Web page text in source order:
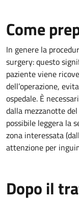
Come
In genere la
surgery: questo
paziente viene
dell’operazione,
ospedale. È
dalla mezzanotte
possibile leggera la
zona interessata
attenzione per
Dopo il